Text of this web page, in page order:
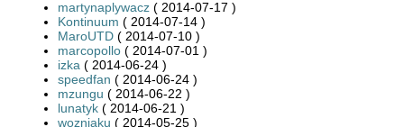
martynaplywacz ( 2014-07-17 )
Kontinuum ( 2014-07-14 )
MaroUTD ( 2014-07-10 )
marcopollo ( 2014-07-01 )
izka ( 2014-06-24 )
speedfan ( 2014-06-24 )
mzungu ( 2014-06-22 )
lunatyk ( 2014-06-21 )
wozniaku ( 2014-05-25 )